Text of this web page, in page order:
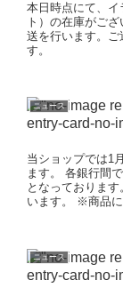
本日時点にて、
ト）の在庫がご
送を行います。ご
す。
ニュース
当ショップでは1
ます。 各銀行間
となっておりま
います。 ※商品
ニュース